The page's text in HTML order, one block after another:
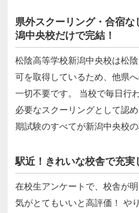
県外スクーリング・合宿
潟中央校だけで完結！
松陰高等学校新潟中央校は松
可を取得しているため、他県
一切不要です。 当校で毎日行
必要なスクーリングとして認
期試験のすべてが新潟中央校の
駅近！きれいな校舎で充実
在校生アンケートで、校舎が
気がとてもいいと高評価！ や